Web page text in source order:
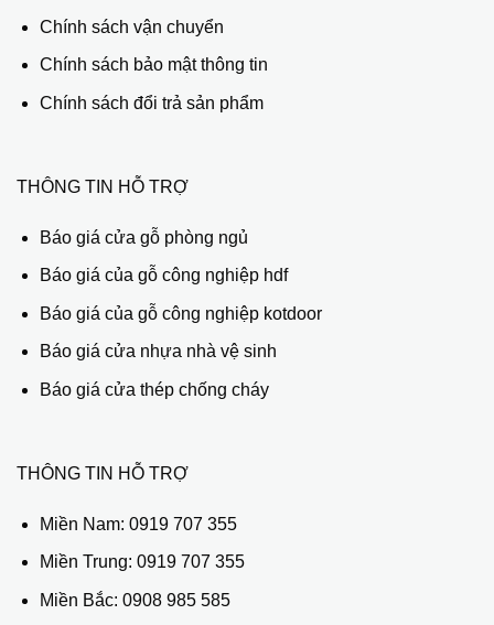
Chính sách vận chuyển
Chính sách bảo mật thông tin
Chính sách đổi trả sản phẩm
THÔNG TIN HỖ TRỢ
Báo giá cửa gỗ phòng ngủ
Báo giá của gỗ công nghiệp hdf
Báo giá của gỗ công nghiệp kotdoor
Báo giá cửa nhựa nhà vệ sinh
Báo giá cửa thép chống cháy
THÔNG TIN HỖ TRỢ
Miền Nam: 0919 707 355
Miền Trung: 0919 707 355
Miền Bắc: 0908 985 585